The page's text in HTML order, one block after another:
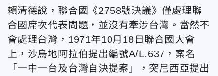
賴清德說，聯合國《2758號決議》僅處理聯
合國席次代表問題，並沒有牽涉台灣。當然不
會處理台灣，1971年10月18日聯合國大會
上，沙烏地阿拉伯提出編號A/L.637，案名
「一中一台及台灣自決提案」，突尼西亞提出